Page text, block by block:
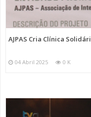
AJPAS Cria Clínica
04 Abril 2025 0 K